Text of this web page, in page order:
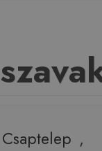
Csaptelep ,